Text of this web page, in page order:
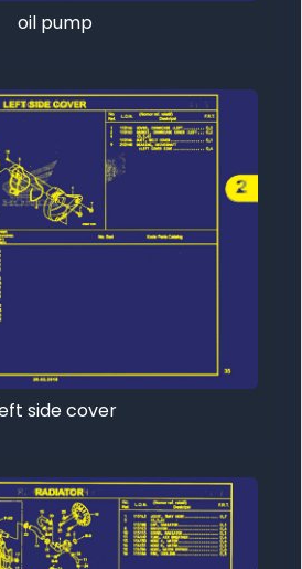
oil pump
side cover